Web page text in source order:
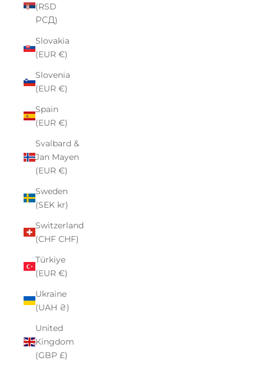
(RSD
РСД)
Slovakia
(EUR €)
Slovenia
(EUR €)
Spain
(EUR €)
Svalbard &
Jan Mayen
(EUR €)
Sweden
(SEK kr)
Switzerland
(CHF CHF)
Türkiye
(EUR €)
Ukraine
(UAH ₴)
United
Kingdom
(GBP £)